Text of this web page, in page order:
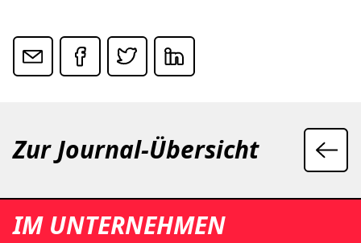
Zur Journal-Übersicht
IM UNTERNEHMEN